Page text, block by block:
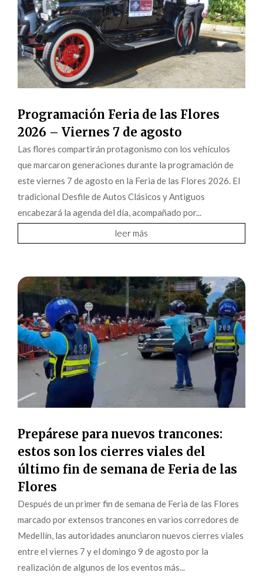
Programación Feria de las Flores
2026 – Viernes 7 de agosto
Las flores compartirán protagonismo con los vehículos
que marcaron generaciones durante la programación de
este viernes 7 de agosto en la Feria de las Flores 2026. El
tradicional Desfile de Autos Clásicos y Antiguos
encabezará la agenda del día, acompañado por...
leer más
Prepárese para nuevos trancones:
estos son los cierres viales del
último fin de semana de Feria de las
Flores
Después de un primer fin de semana de Feria de las Flores
marcado por extensos trancones en varios corredores de
Medellín, las autoridades anunciaron nuevos cierres viales
entre el viernes 7 y el domingo 9 de agosto por la
realización de algunos de los eventos más...